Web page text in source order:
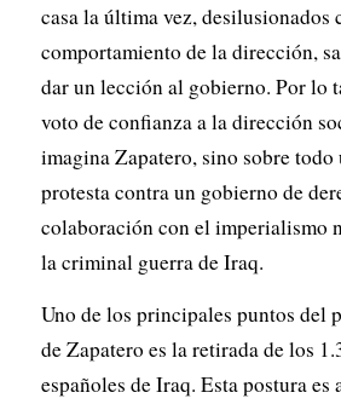
casa la última vez,
comportamiento de la dirección,
dar un lección al gobierno. Por lo
voto de confianza a la dirección
imagina Zapatero, sino sobre todo
protesta contra un gobierno de
colaboración con el imperialismo
la criminal guerra de Iraq.
Uno de los principales puntos del
de Zapatero es la retirada de los
españoles de Iraq. Esta postura es